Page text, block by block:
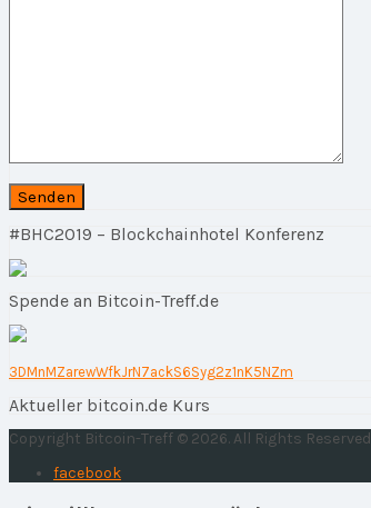
#BHC2019 – Blockchainhotel Konferenz
Spende an Bitcoin-Treff.de
3DMnMZarewWfkJrN7ackS6Syg2z1nK5NZm
Aktueller bitcoin.de Kurs
Copyright Bitcoin-Treff © 2026. All Rights Reserved
facebook